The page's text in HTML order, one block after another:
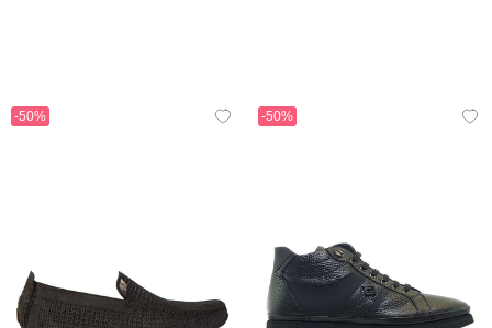
-50% -50%